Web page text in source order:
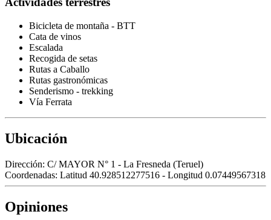
Bicicleta de montaña - BTT
Cata de vinos
Escalada
Recogida de setas
Rutas a Caballo
Rutas gastronómicas
Senderismo - trekking
Vía Ferrata
Ubicación
Dirección: C/ MAYOR N° 1 - La Fresneda (Teruel)
Coordenadas: Latitud 40.928512277516 - Longitud 0.07449567318
Opiniones